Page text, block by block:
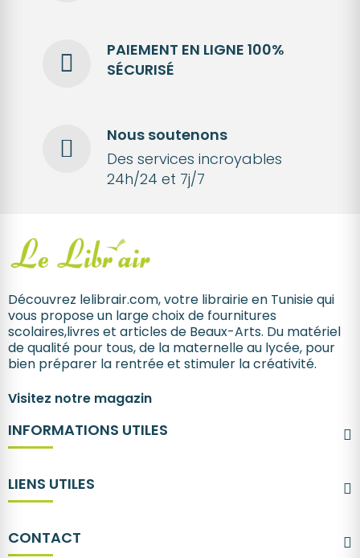
PAIEMENT EN LIGNE 100%
SÉCURISÉ
Nous soutenons
Des services incroyables
24h/24 et 7j/7
Découvrez lelibrair.com, votre librairie en Tunisie qui
vous propose un large choix de fournitures
scolaires,livres et articles de Beaux-Arts. Du matériel
de qualité pour tous, de la maternelle au lycée, pour
bien préparer la rentrée et stimuler la créativité.
Visitez notre magazin
INFORMATIONS UTILES
LIENS UTILES
CONTACT